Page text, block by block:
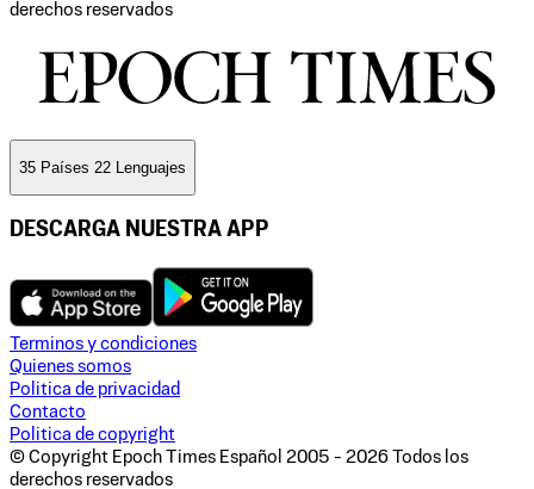
derechos reservados
35 Países 22 Lenguajes
DESCARGA NUESTRA APP
Terminos y condiciones
Quienes somos
Politica de privacidad
Contacto
Politica de copyright
© Copyright Epoch Times Español 2005 - 2026 Todos los
derechos reservados